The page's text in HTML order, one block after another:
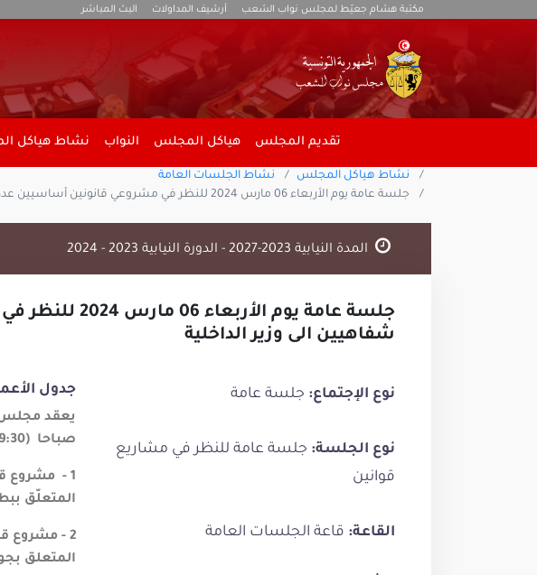
مكتبة هشام جعيّط لمجلس نواب الشعب أرشيف المداولات البث المباشر
تقديم المجلس هياكل المجلس النواب نشاط هياكل
نشاط هياكل المجلس
نشاط الجلسات العامة
جلسة عامة يوم الأربعاء 06 مارس 2024 للنظر في مشروعي قانونين أساسيين عدد 56-2023 و57-2023 وتوجيه سؤالين شفاهيين الى وزير الداخلية
المدة النيابية 2023-2027 - الدورة النيابية 2023 - 2024
شفاهيين الى وزير الداخلية
نوع الإجتماع: جلسة عامة
نوع الجلسة: جلسة عامة للنظر في مشاريع
قوانين
القاعة: قاعة الجلسات العامة
جدول
صباحا (09:30) ويتضمن جدول الأعمال النظر في :
المتعلّق
المتعلق